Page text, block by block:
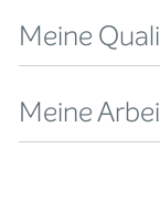
Meine
Meine